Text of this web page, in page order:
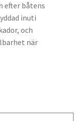
efter båtens
inuti
och
när